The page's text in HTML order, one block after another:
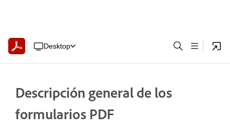
Desktop
Descripción general de los
formularios PDF